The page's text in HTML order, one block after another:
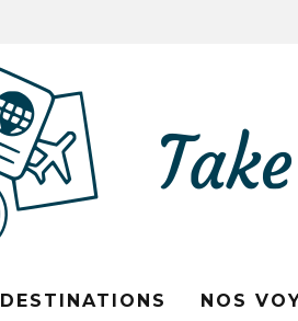
DESTINATIONS NOS